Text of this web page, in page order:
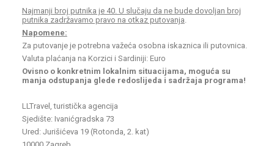
Najmanji broj putnika je 40. U slučaju da ne bude dovoljan broj
putnika zadržavamo pravo na otkaz putovanja.
Napomene:
Za putovanje je potrebna važeća osobna iskaznica ili putovnica.
Valuta plaćanja na Korzici i Sardiniji: Euro
Ovisno o konkretnim lokalnim situacijama, moguća su
manja odstupanja glede redoslijeda i sadržaja programa!
LLTravel, turistička agencija
Sjedište: Ivanićgradska 73
Ured: Jurišićeva 19 (Rotonda, 2. kat)